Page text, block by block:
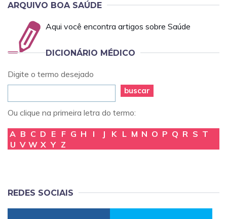
ARQUIVO BOA SAÚDE
Aqui você encontra artigos sobre Saúde
DICIONÁRIO MÉDICO
Digite o termo desejado
buscar
Ou clique na primeira letra do termo:
A B C D E F G H I J K L M N O P Q R S T
U V W X Y Z
REDES SOCIAIS